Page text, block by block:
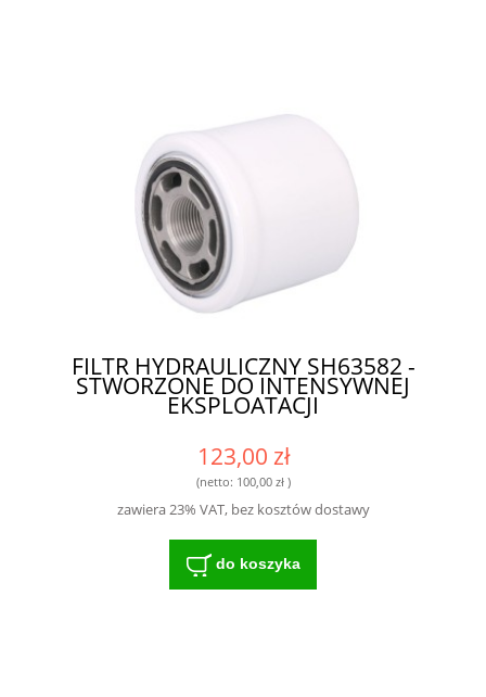
FILTR HYDRAULICZNY SH63582 -
STWORZONE DO INTENSYWNEJ
EKSPLOATACJI
123,00 zł
(netto: 100,00 zł)
zawiera 23% VAT, bez kosztów dostawy
do koszyka